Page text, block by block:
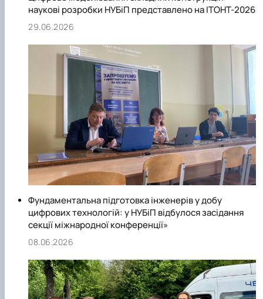
наукові розробки НУБіП представлено на ІТОНТ-2026
29.06.2026
Фундаментальна підготовка інженерів у добу
цифрових технологій: у НУБіП відбулося засідання
секції міжнародної конференції»
08.06.2026